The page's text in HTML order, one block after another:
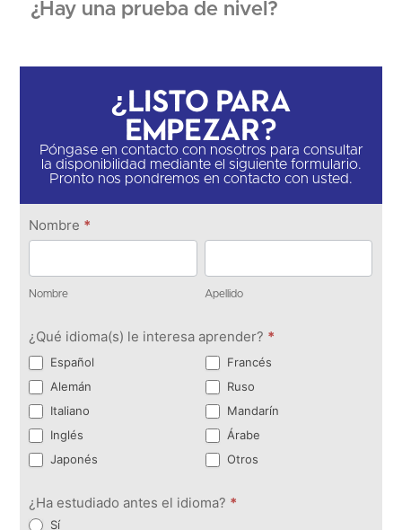
¿Hay una prueba de nivel?
¿Listo para
empezar?
Póngase en contacto con nosotros para consultar
la disponibilidad mediante el siguiente formulario.
Pronto nos pondremos en contacto con usted.
Ponte en
contacto
Nombre *
Nombre Apellido
¿Qué idioma(s) le interesa aprender? *
Español
Francés
Alemán
Ruso
Italiano
Mandarín
Inglés
Árabe
Japonés
Otros
¿Ha estudiado antes el idioma? *
Sí